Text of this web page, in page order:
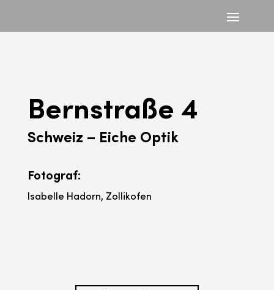
Bernstraße 4
Schweiz – Eiche Optik
Fotograf:
Isabelle Hadorn, Zollikofen